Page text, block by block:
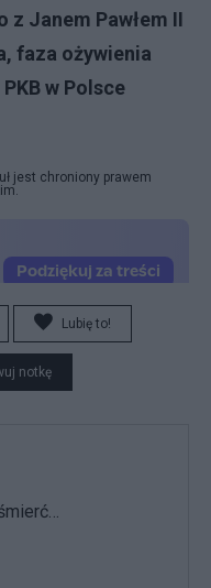
z Janem Pawłem II
faza ożywienia
w Polsce
jest chroniony prawem
Lubię to!
notkę